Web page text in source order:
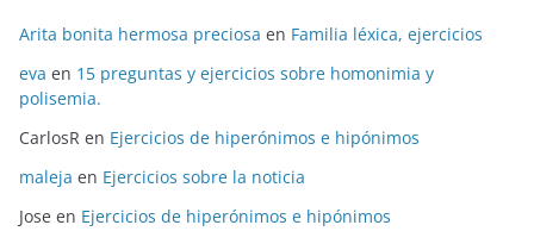
Arita bonita hermosa preciosa en Familia léxica, ejercicios
eva en 15 preguntas y ejercicios sobre homonimia y
polisemia.
CarlosR en Ejercicios de hiperónimos e hipónimos
maleja en Ejercicios sobre la noticia
Jose en Ejercicios de hiperónimos e hipónimos